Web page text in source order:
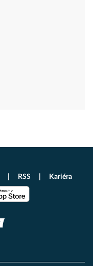
RSS Kariéra